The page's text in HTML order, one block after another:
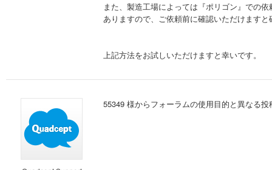
また、製造工場によっては『ポリゴン』での
ありますので、ご依頼前に確認いただけます
上記方法をお試しいただけますと幸いです。
55349 様からフォーラムの使用目的と異なる